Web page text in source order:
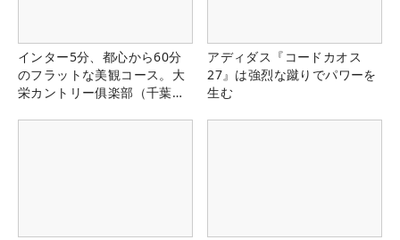
インター5分、都心から60分
のフラットな美観コース。大
栄カントリー俱楽部（千葉
アディダス『コードカオス
27』は強烈な蹴りでパワーを
生む